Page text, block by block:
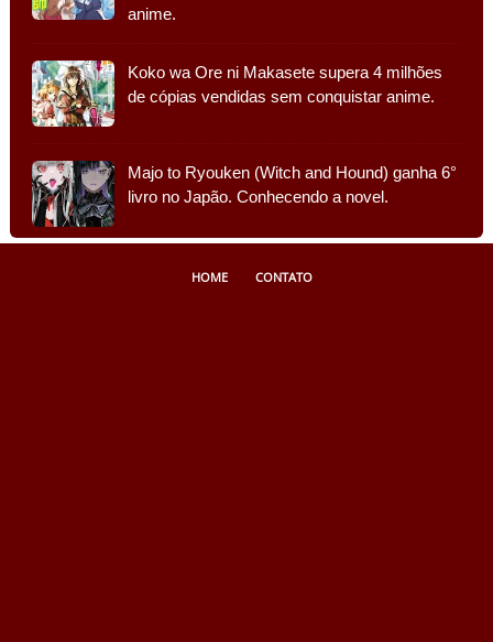
anime.
Koko wa Ore ni Makasete supera 4 milhões
de cópias vendidas sem conquistar anime.
Majo to Ryouken (Witch and Hound) ganha 6°
livro no Japão. Conhecendo a novel.
HOME CONTATO